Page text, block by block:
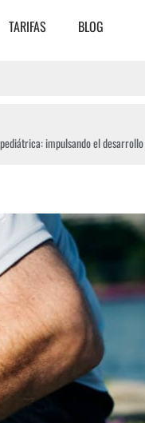
TARIFAS BLOG
impulsando el